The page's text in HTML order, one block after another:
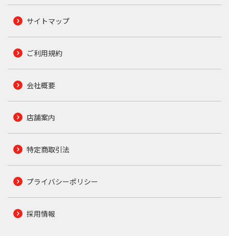
サイトマップ
ご利用規約
会社概要
店舗案内
特定商取引法
プライバシーポリシー
採用情報